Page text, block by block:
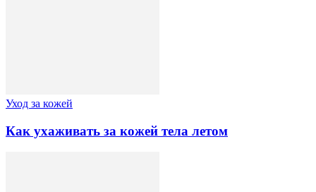
Уход за кожей
Как ухаживать за кожей тела летом